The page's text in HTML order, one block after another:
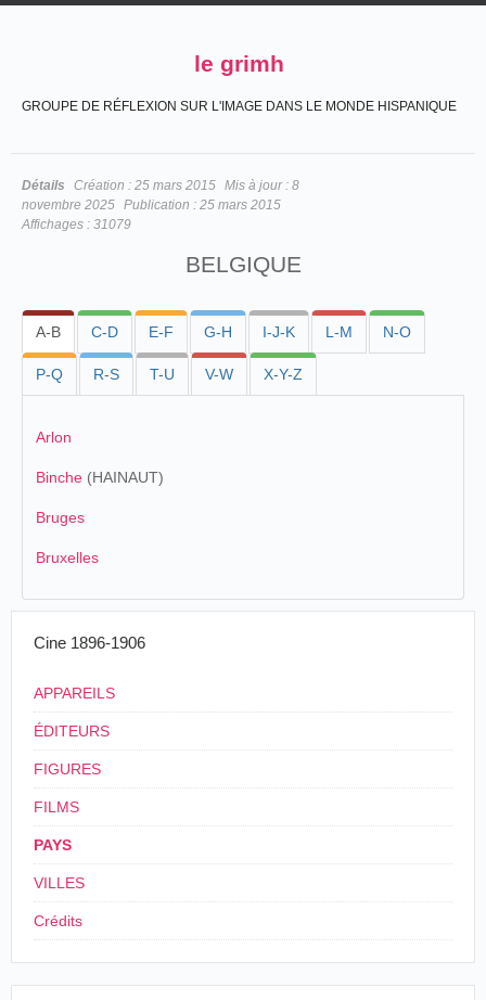
le grimh
GROUPE DE RÉFLEXION SUR L'IMAGE DANS LE MONDE HISPANIQUE
Détails Création : 25 mars 2015 Mis à jour : 8
novembre 2025 Publication : 25 mars 2015
Affichages : 31079
BELGIQUE
A-B C-D E-F G-H I-J-K L-M N-O
P-Q R-S T-U V-W X-Y-Z
Arlon
Binche (HAINAUT)
Bruges
Bruxelles
Cine 1896-1906
APPAREILS
ÉDITEURS
FIGURES
FILMS
PAYS
VILLES
Crédits